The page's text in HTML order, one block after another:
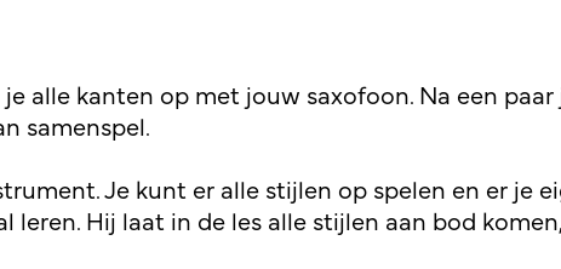
alle kanten op met jouw saxofoon. Na een
samenspel.
Je kunt er alle stijlen op spelen en er je
leren. Hij laat in de les alle stijlen aan bod